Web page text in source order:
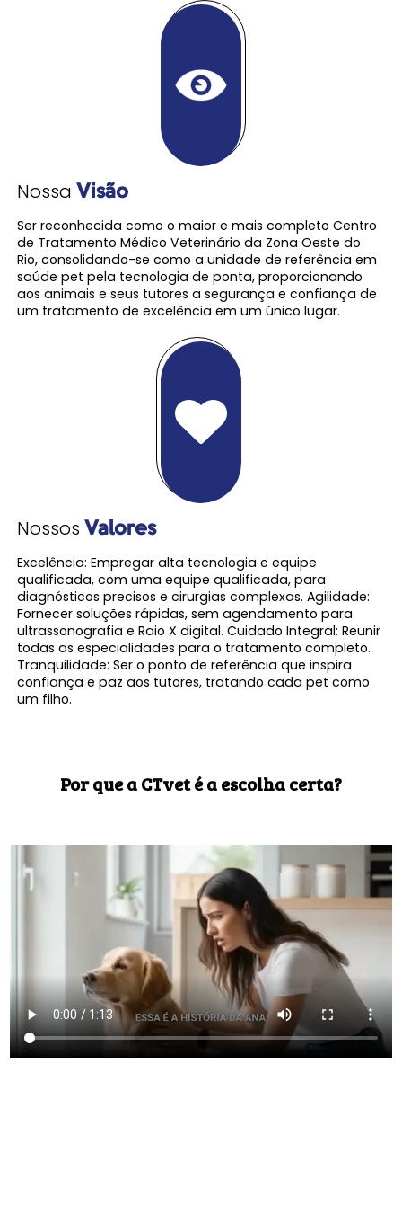
NossaVisão
Ser reconhecida como o maior e mais completo Centro
de Tratamento Médico Veterinário da Zona Oeste do
Rio, consolidando-se como a unidade de referência em
saúde pet pela tecnologia de ponta, proporcionando
aos animais e seus tutores a segurança e confiança de
um tratamento de excelência em um único lugar.
NossosValores
Excelência: Empregar alta tecnologia e equipe
qualificada, com uma equipe qualificada, para
diagnósticos precisos e cirurgias complexas. Agilidade:
Fornecer soluções rápidas, sem agendamento para
ultrassonografia e Raio X digital. Cuidado Integral: Reunir
todas as especialidades para o tratamento completo.
Tranquilidade: Ser o ponto de referência que inspira
confiança e paz aos tutores, tratando cada pet como
um filho.
Por que a CTvet é a escolha certa?